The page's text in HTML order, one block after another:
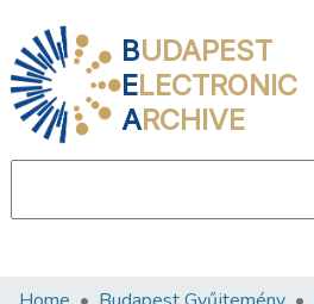
BUDAPEST
ELECTRONIC
ARCHIVE